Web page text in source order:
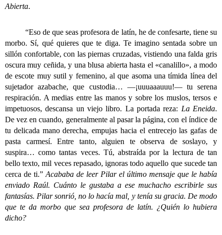
Abierta.
“Eso de que seas profesora de latín, he de confesarte, tiene su
morbo. Sí, qué quieres que te diga. Te imagino sentada sobre un
sillón confortable, con las piernas cruzadas, vistiendo una falda gris
oscura muy ceñida, y una blusa abierta hasta el «canalillo», a modo
de escote muy sutil y femenino, al que asoma una tímida línea del
sujetador azabache, que custodia… —¡uuuaaauuu!— tu serena
respiración. A medias entre las manos y sobre los muslos, tersos e
impetuosos, descansa un viejo libro. La portada reza: La Eneida.
De vez en cuando, generalmente al pasar la página, con el índice de
tu delicada mano derecha, empujas hacia el entrecejo las gafas de
pasta carmesí. Entre tanto, alguien te observa de soslayo, y
suspira… como tantas veces. Tú, abstraída por la lectura de tan
bello texto, mil veces repasado, ignoras todo aquello que sucede tan
cerca de ti.” Acababa de leer Pilar el último mensaje que le había
enviado Raúl. Cuánto le gustaba a ese muchacho escribirle sus
fantasías. Pilar sonrió, no lo hacía mal, y tenía su gracia. De modo
que te da morbo que sea profesora de latín. ¿Quién lo hubiera
dicho?